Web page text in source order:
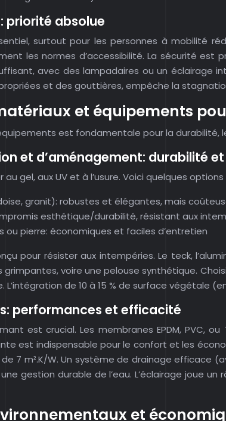
priorité absolue
surtout pour les personnes à mobilité
les normes d’accessibilité. La sécurité
avec des lampadaires ou un éclairage
et des gouttières, empêche la
et équipements
est fondamentale pour la
et d’aménagement: durabilité
gel, aux UV et à l’usure. Voici quelques options
granit): robustes et élégantes, mais
esthétique/durabilité, résistant aux
ou pierre: économiques et faciles d’entretien
pour résister aux intempéries. Le teck,
voire une pelouse synthétique.
de 10 à 15 % de surface végétale
performances et efficacité
est crucial. Les membranes EPDM, PVC,
est indispensable pour le confort et les
7 m².K/W. Un système de drainage efficace
gestion durable de l’eau. L’éclairage joue
et